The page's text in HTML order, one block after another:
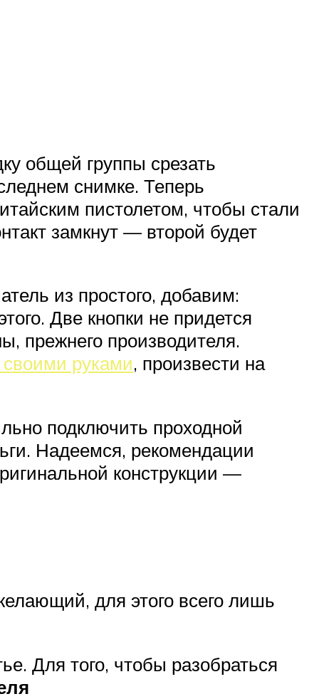
общей группы срезать
снимке. Теперь
пистолетом, чтобы стали
замкнут — второй будет
из простого, добавим:
Две кнопки не придется
прежнего производителя.
руками, произвести на
подключить проходной
Надеемся, рекомендации
конструкции —
для этого всего лишь
Для того, чтобы разобраться